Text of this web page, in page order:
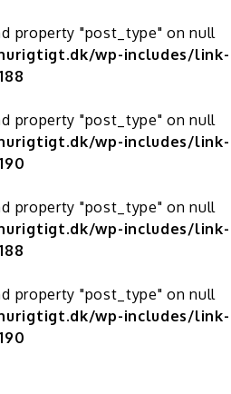
property "post_type" on null
wp-includes/link-
property "post_type" on null
wp-includes/link-
property "post_type" on null
wp-includes/link-
property "post_type" on null
wp-includes/link-